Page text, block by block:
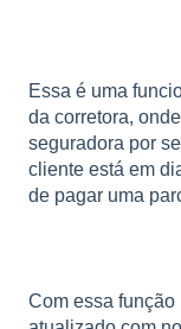
Essa é uma
da corretora,
seguradora por
cliente está em
de pagar uma
Com essa função